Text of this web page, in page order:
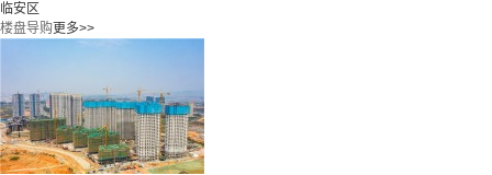
临安区
楼盘导购更多>>